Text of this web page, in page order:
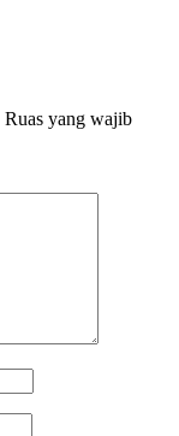
Ruas yang wajib